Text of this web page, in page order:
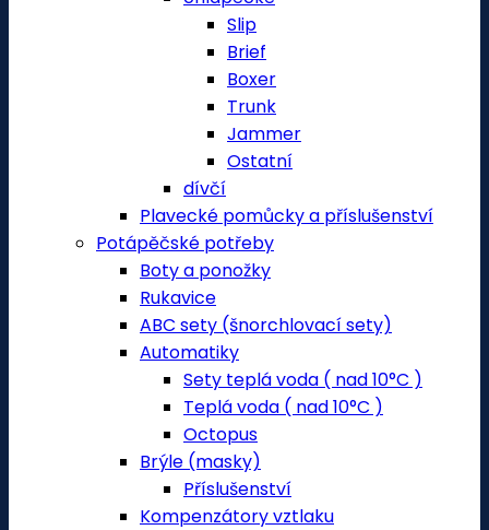
Slip
Brief
Boxer
Trunk
Jammer
Ostatní
dívčí
Plavecké pomůcky a příslušenství
Potápěčské potřeby
Boty a ponožky
Rukavice
ABC sety (šnorchlovací sety)
Automatiky
Sety teplá voda ( nad 10°C )
Teplá voda ( nad 10°C )
Octopus
Brýle (masky)
Příslušenství
Kompenzátory vztlaku